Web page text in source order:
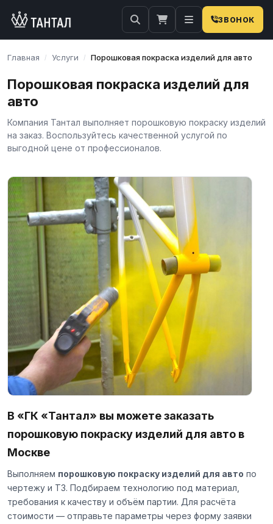
ЗВОНОК
Главная / Услуги / Порошковая покраска изделий для авто
Порошковая покраска изделий для
авто
Компания Тантал выполняет порошковую покраску изделий
на заказ. Воспользуйтесь качественной услугой по
выгодной цене от профессионалов.
В «ГК «Тантал» вы можете заказать
порошковую покраску изделий для авто в
Москве
Выполняем порошковую покраску изделий для авто по
чертежу и ТЗ. Подбираем технологию под материал,
требования к качеству и объём партии. Для расчёта
стоимости — отправьте параметры через форму заявки
×
Затрудняетесь с поиском?
Наши менеджеры оперативно подберут вам
необходимую продукцию. Закажите обратную
связь…
Телефон
ОТПРАВИТЬ
Нажимая на кнопку, вы соглашаетесь на обработку
персональных данных